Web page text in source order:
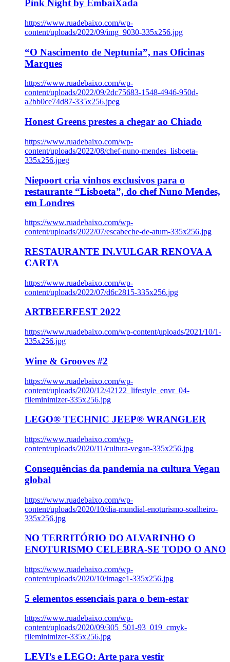
Pink Night by EmbaiXada
https://www.ruadebaixo.com/wp-
content/uploads/2022/09/img_9030-335x256.jpg
“O Nascimento de Neptunia”, nas Oficinas
Marques
https://www.ruadebaixo.com/wp-
content/uploads/2022/09/2dc75683-1548-4946-950d-
a2bb0ce74d87-335x256.jpeg
Honest Greens prestes a chegar ao Chiado
https://www.ruadebaixo.com/wp-
content/uploads/2022/08/chef-nuno-mendes_lisboeta-
335x256.jpeg
Niepoort cria vinhos exclusivos para o
restaurante “Lisboeta”, do chef Nuno Mendes,
em Londres
https://www.ruadebaixo.com/wp-
content/uploads/2022/07/escabeche-de-atum-335x256.jpg
RESTAURANTE IN.VULGAR RENOVA A
CARTA
https://www.ruadebaixo.com/wp-
content/uploads/2022/07/d6c2815-335x256.jpg
ARTBEERFEST 2022
https://www.ruadebaixo.com/wp-content/uploads/2021/10/1-
335x256.jpg
Wine & Grooves #2
https://www.ruadebaixo.com/wp-
content/uploads/2020/12/42122_lifestyle_envr_04-
fileminimizer-335x256.jpg
LEGO® TECHNIC JEEP® WRANGLER
https://www.ruadebaixo.com/wp-
content/uploads/2020/11/cultura-vegan-335x256.jpg
Consequências da pandemia na cultura Vegan
global
https://www.ruadebaixo.com/wp-
content/uploads/2020/10/dia-mundial-enoturismo-soalheiro-
335x256.jpg
NO TERRITÓRIO DO ALVARINHO O
ENOTURISMO CELEBRA-SE TODO O ANO
https://www.ruadebaixo.com/wp-
content/uploads/2020/10/image1-335x256.jpg
5 elementos essenciais para o bem-estar
https://www.ruadebaixo.com/wp-
content/uploads/2020/09/305_501-93_019_cmyk-
fileminimizer-335x256.jpg
LEVI’s e LEGO: Arte para vestir